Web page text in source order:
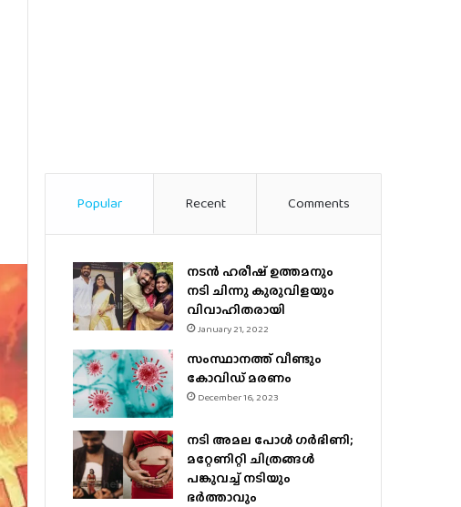
Popular Recent Comments
നടന്‍ ഹരീഷ് ഉത്തമനും
നടി ചിന്നു കുരുവിളയും
വിവാഹിതരായി
January 21, 2022
സംസ്ഥാനത്ത് വീണ്ടും
കോവിഡ് മരണം
December 16, 2023
നടി അമല പോൾ ​ഗർഭിണി;
മറ്റേണിറ്റി ചിത്രങ്ങള്‍
പങ്കുവച്ച് നടിയും
ഭർത്താവും